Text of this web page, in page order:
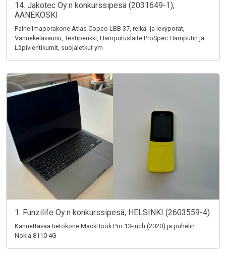
14. Jakotec Oy:n konkurssipesä (2031649-1),
ÄÄNEKOSKI
Paineilmaporakone Atlas Copco LBB 37, reikä- ja levyporat,
Vannekelavaunu, Testipenkki, Hamputuslaite ProSpec Hamputin ja
Läpivientikumit, suojaletkut ym
1. Funzilife Oy:n konkurssipesä, HELSINKI (2603559-4)
Kannettavaa tietokone MackBook Pro 13-inch (2020) ja puhelin
Nokia 8110 4G